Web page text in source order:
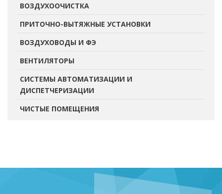
ВОЗДУХООЧИСТКА
ПРИТОЧНО-ВЫТЯЖНЫЕ УСТАНОВКИ
ВОЗДУХОВОДЫ И ФЭ
ВЕНТИЛЯТОРЫ
СИСТЕМЫ АВТОМАТИЗАЦИИ И
ДИСПЕТЧЕРИЗАЦИИ
ЧИСТЫЕ ПОМЕЩЕНИЯ